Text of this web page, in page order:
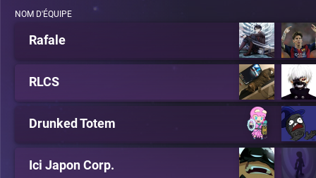
NOM D'ÉQUIPE
Rafale
RLCS
Drunked Totem
Ici Japon Corp.